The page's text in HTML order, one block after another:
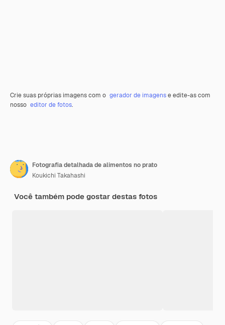
Crie suas próprias imagens com o gerador de imagense edite-as com
nosso editor de fotos.
Fotografia detalhada de alimentos no prato
Koukichi Takahashi
Você também pode gostar destas fotos